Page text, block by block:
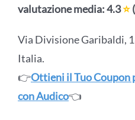
valutazione media: 4.3⭐
Via Divisione Garibaldi,
Italia.
👉Ottieni il Tuo Coupon
con Audico👈